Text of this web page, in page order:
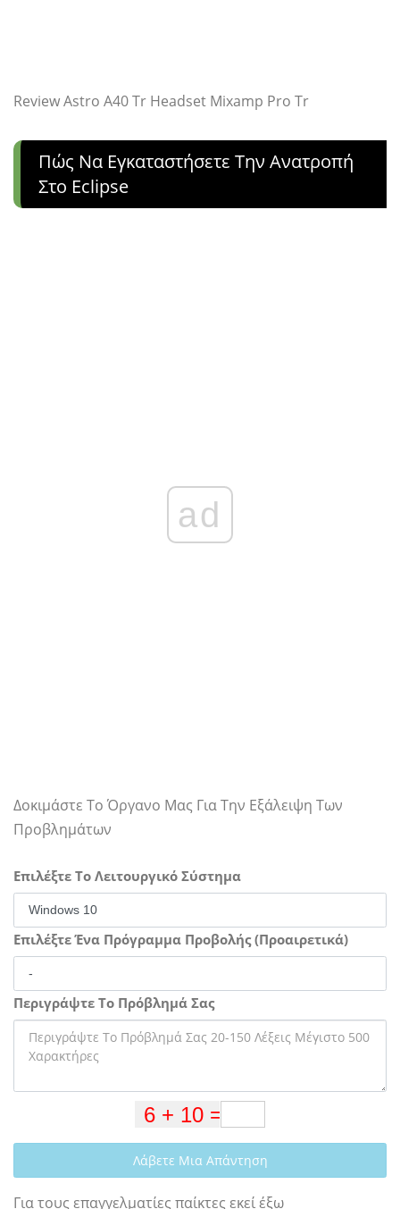
Review Astro A40 Tr Headset Mixamp Pro Tr
Πώς Να Εγκαταστήσετε Την Ανατροπή
Στο Eclipse
ad
Δοκιμάστε Το Όργανο Μας Για Την Εξάλειψη Των
Προβλημάτων
Επιλέξτε Το Λειτουργικό Σύστημα
Επιλέξτε Ένα Πρόγραμμα Προβολής (Προαιρετικά)
Περιγράψτε Το Πρόβλημά Σας
Λάβετε Μια Απάντηση
Για τους επαγγελματίες παίκτες εκεί έξω